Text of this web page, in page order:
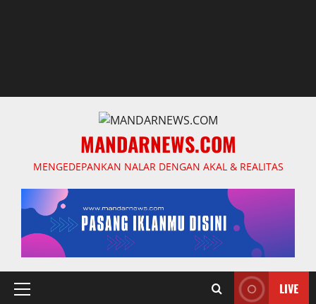
MANDARNEWS.COM
MENGEDEPANKAN NALAR DENGAN AKAL & REALITAS
Primary
LIVE